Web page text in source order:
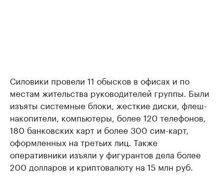
Силовики провели 11 обысков в офисах и по
местам жительства руководителей группы. Были
изъяты системные блоки, жесткие диски, флеш-
накопители, компьютеры, более 120 телефонов,
180 банковских карт и более 300 сим-карт,
оформленных на третьих лиц. Также
оперативники изъяли у фигурантов дела более
200 долларов и криптовалюту на 15 млн руб.